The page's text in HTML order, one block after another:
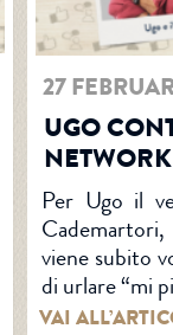
27
UGO
NETWORK
Per Ugo il
viene subito
di urlare “mi
VAI